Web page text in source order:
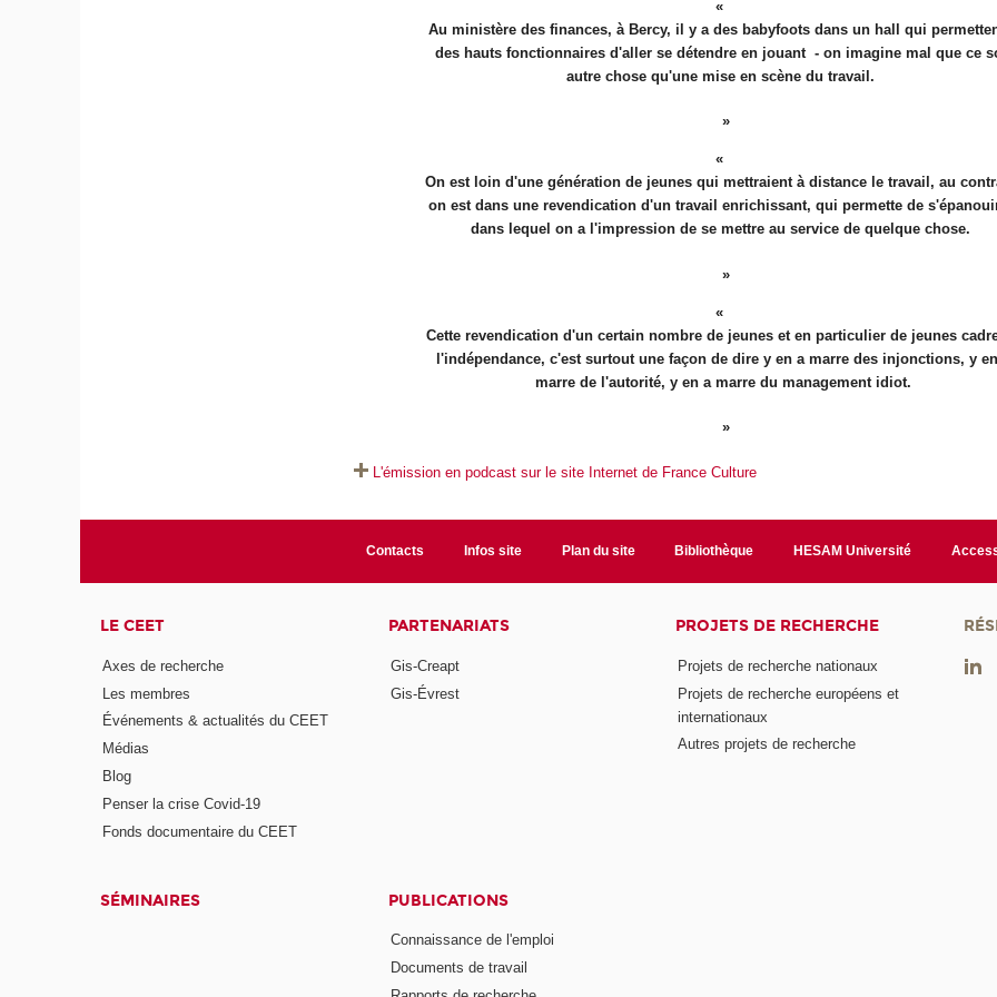
Au ministère des finances, à Bercy, il y a des babyfoots dans un hall qui
des hauts fonctionnaires d'aller se détendre en jouant - on imagine mal que ce
autre chose qu'une mise en scène du travail.
On est loin d'une génération de jeunes qui mettraient à distance le travail, au
on est dans une revendication d'un travail enrichissant, qui permette de
dans lequel on a l'impression de se mettre au service de quelque chose.
Cette revendication d'un certain nombre de jeunes et en particulier de jeunes
l'indépendance, c'est surtout une façon de dire y en a marre des injonctions, y
marre de l'autorité, y en a marre du management idiot.
L'émission en podcast sur le site Internet de France Culture
Contacts Infos site Plan du site Bibliothèque HESAM Université
LE CEET
Axes de recherche
Les membres
Événements & actualités du CEET
Médias
Blog
Penser la crise Covid-19
Fonds documentaire du CEET
PARTENARIATS
Gis-Creapt
Gis-Évrest
PROJETS DE RECHERCHE
Projets de recherche nationaux
Projets de recherche européens et
internationaux
Autres projets de recherche
SÉMINAIRES PUBLICATIONS
Connaissance de l'emploi
Documents de travail